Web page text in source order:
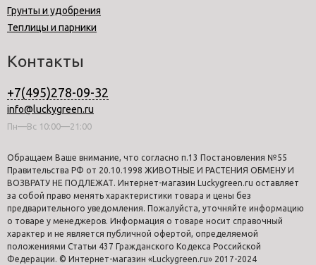
Грунты и удобрения
Теплицы и парники
Контакты
+7(495)278-09-32
info@luckygreen.ru
Пн—Вс 10:00—21:00
Обращаем Ваше внимание, что согласно п.13 Постановления №55
Правительства РФ от 20.10.1998 ЖИВОТНЫЕ И РАСТЕНИЯ ОБМЕНУ И
ВОЗВРАТУ НЕ ПОДЛЕЖАТ. Интернет-магазин Luckygreen.ru оставляет
за собой право менять характеристики товара и цены без
предварительного уведомления. Пожалуйста, уточняйте информацию
о товаре у менеджеров. Информация о товаре носит справочный
характер и не является публичной офертой, определяемой
положениями Статьи 437 Гражданского Кодекса Российской
Федерации. © Интернет-магазин «Luckygreen.ru» 2017-2024